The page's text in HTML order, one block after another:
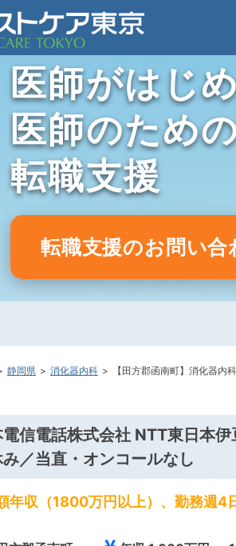
医師がはじ
医師のため
転職支援
転職支援のお問い合
静岡県 消化器内科 【田方郡函南町】消化器内
信電話株式会社 NTT東日本
み／当直・オンコールなし
年収（1800万円以上）、勤務週4